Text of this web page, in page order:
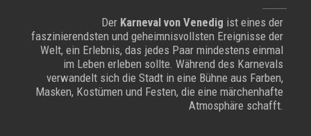
Der Karneval von Venedig ist eines der
faszinierendsten und geheimnisvollsten Ereignisse der
Welt, ein Erlebnis, das jedes Paar mindestens einmal
im Leben erleben sollte. Während des Karnevals
verwandelt sich die Stadt in eine Bühne aus Farben,
Masken, Kostümen und Festen, die eine märchenhafte
Atmosphäre schafft.